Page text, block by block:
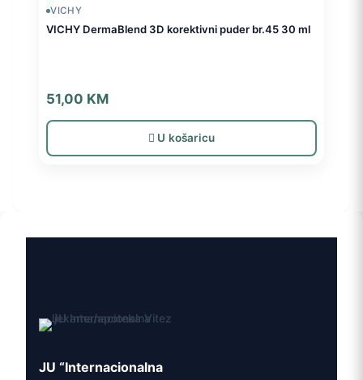
VICHY
VICHY DermaBlend 3D korektivni puder br.45 30 ml
51,00 KM
U košaricu
JU “Internacionalna